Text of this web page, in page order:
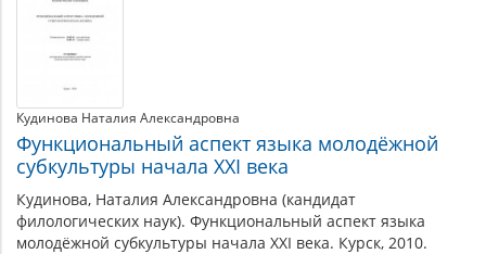
Кудинова Наталия Александровна
Функциональный аспект языка молодёжной
субкультуры начала XXI века
Кудинова, Наталия Александровна (кандидат
филологических наук). Функциональный аспект языка
молодёжной субкультуры начала XXI века. Курск, 2010.